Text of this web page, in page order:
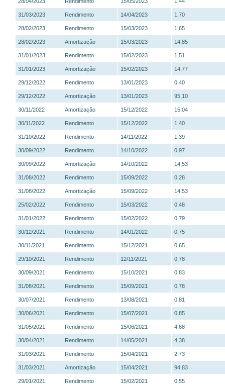
31/03/2023 Rendimento 14/04/2023 1,70
28/02/2023 Rendimento 15/03/2023 1,65
28/02/2023 Amortização 15/03/2023 14,85
31/01/2023 Rendimento 15/02/2023 1,51
31/01/2023 Amortização 15/02/2023 14,77
29/12/2022 Rendimento 13/01/2023 0,40
29/12/2022 Amortização 13/01/2023 95,10
30/11/2022 Amortização 15/12/2022 15,04
30/11/2022 Rendimento 15/12/2022 1,40
31/10/2022 Rendimento 14/11/2022 1,39
30/09/2022 Rendimento 14/10/2022 0,97
30/09/2022 Amortização 14/10/2022 14,53
31/08/2022 Rendimento 15/09/2022 0,28
31/08/2022 Amortização 15/09/2022 14,53
25/02/2022 Rendimento 15/03/2022 0,48
31/01/2022 Rendimento 15/02/2022 0,79
30/12/2021 Rendimento 14/01/2022 0,75
30/11/2021 Rendimento 15/12/2021 0,65
29/10/2021 Rendimento 12/11/2021 0,78
30/09/2021 Rendimento 15/10/2021 0,83
31/08/2021 Rendimento 15/09/2021 0,78
30/07/2021 Rendimento 13/08/2021 0,81
30/06/2021 Rendimento 15/07/2021 0,85
31/05/2021 Rendimento 15/06/2021 4,68
30/04/2021 Rendimento 14/05/2021 4,38
31/03/2021 Rendimento 15/04/2021 2,73
31/03/2021 Amortização 15/04/2021 94,83
29/01/2021 Rendimento 15/02/2021 0,55